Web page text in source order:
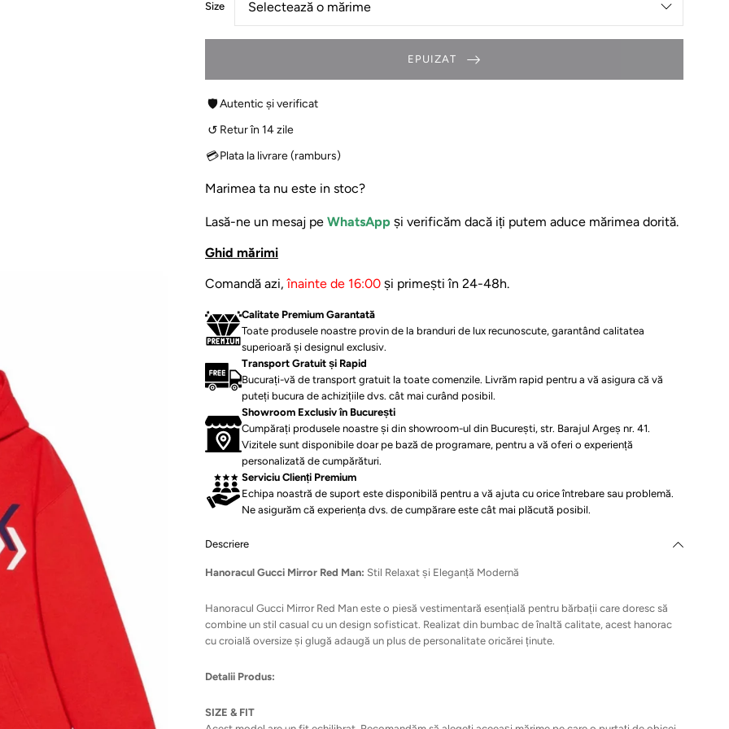
Size:
EPUIZAT
🛡Autentic și verificat
↺ Retur în 14 zile
💳Plata la livrare (ramburs)
Marimea ta nu este in stoc?
Lasă-ne un mesaj pe WhatsApp și verificăm dacă iți putem aduce mărimea dorită.
Ghid mărimi
Comandă azi,înainte de 16:00 și primești în 24-48h.
⁠Calitate Premium Garantată
Toate produsele noastre provin de la branduri de lux recunoscute, garantând calitatea
superioară și designul exclusiv.
Transport Gratuit și Rapid
Bucurați-vă de transport gratuit la toate comenzile. Livrăm rapid pentru a vă asigura că vă
puteți bucura de achizițiile dvs. cât mai curând posibil.
Showroom Exclusiv în București
Cumpărați produsele noastre și din showroom-ul din București, str. Barajul Argeș nr. 41.
Vizitele sunt disponibile doar pe bază de programare, pentru a vă oferi o experiență
personalizată de cumpărături.
Serviciu Clienți Premium
Echipa noastră de suport este disponibilă pentru a vă ajuta cu orice întrebare sau problemă.
Ne asigurăm că experiența dvs. de cumpărare este cât mai plăcută posibil.
Descriere
Hanoracul Gucci Mirror Red Man: Stil Relaxat și Eleganță Modernă
Hanoracul Gucci Mirror Red Man este o piesă vestimentară esențială pentru bărbații care doresc să
combine un stil casual cu un design sofisticat. Realizat din bumbac de înaltă calitate, acest hanorac
cu croială oversize și glugă adaugă un plus de personalitate oricărei ținute.
Detalii Produs:
SIZE & FIT